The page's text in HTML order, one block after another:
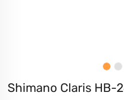
Shimano Claris HB-